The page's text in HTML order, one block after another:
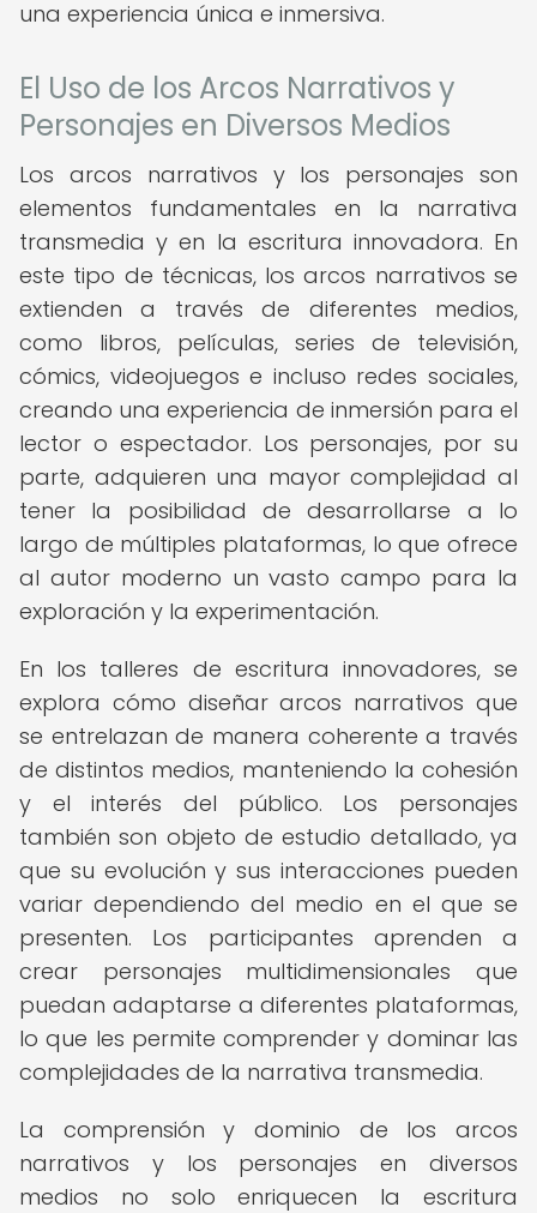
una experiencia única e inmersiva.
El Uso de los Arcos Narrativos y
Personajes en Diversos Medios
Los arcos narrativos y los personajes son
elementos fundamentales en la narrativa
transmedia y en la escritura innovadora. En
este tipo de técnicas, los arcos narrativos se
extienden a través de diferentes medios,
como libros, películas, series de televisión,
cómics, videojuegos e incluso redes sociales,
creando una experiencia de inmersión para el
lector o espectador. Los personajes, por su
parte, adquieren una mayor complejidad al
tener la posibilidad de desarrollarse a lo
largo de múltiples plataformas, lo que ofrece
al autor moderno un vasto campo para la
exploración y la experimentación.
En los talleres de escritura innovadores, se
explora cómo diseñar arcos narrativos que
se entrelazan de manera coherente a través
de distintos medios, manteniendo la cohesión
y el interés del público. Los personajes
también son objeto de estudio detallado, ya
que su evolución y sus interacciones pueden
variar dependiendo del medio en el que se
presenten. Los participantes aprenden a
crear personajes multidimensionales que
puedan adaptarse a diferentes plataformas,
lo que les permite comprender y dominar las
complejidades de la narrativa transmedia.
La comprensión y dominio de los arcos
narrativos y los personajes en diversos
medios no solo enriquecen la escritura